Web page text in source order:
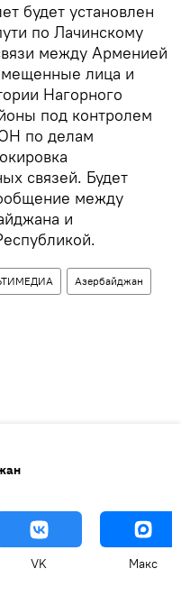
будет установлен
по Лачинскому
между Арменией
лица и
Нагорного
под контролем
по делам
связей. Будет
между
и
Азербайджан
VK Макс